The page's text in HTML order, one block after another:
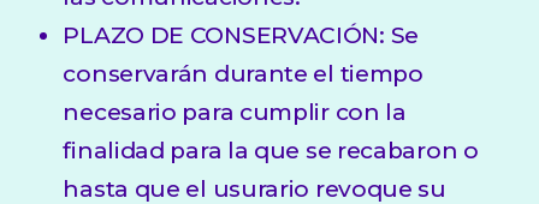
PLAZO DE CONSERVACIÓN: Se
conservarán durante el tiempo
necesario para cumplir con la
finalidad para la que se recabaron o
hasta que el usurario revoque su